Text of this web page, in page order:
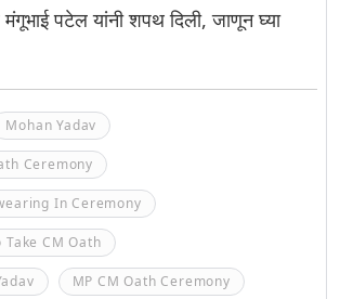
मंगूभाई पटेल यांनी शपथ दिली, जाणून घ्या
Mohan Yadav
Ceremony
In Ceremony
Take CM Oath
MP CM Oath Ceremony